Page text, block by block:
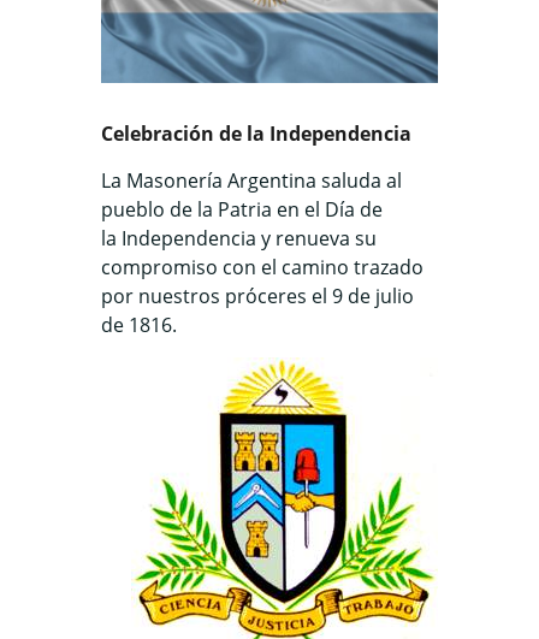
Celebración de la Independencia
La Masonería Argentina saluda al
pueblo de la Patria en el Día de
la Independencia y renueva su
compromiso con el camino trazado
por nuestros próceres el 9 de julio
de 1816.